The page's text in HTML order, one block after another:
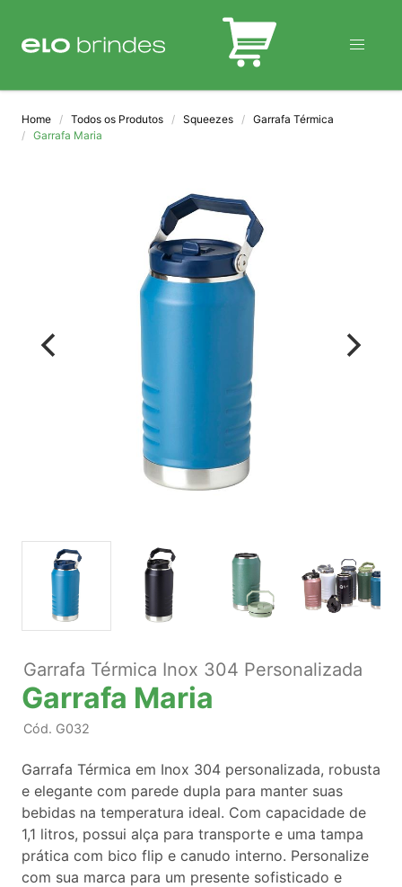
BLOG
Home Todos os Produtos Squeezes
Garrafa Térmica
Garrafa Maria
Garrafa Térmica Inox 304 Personalizada
Garrafa Maria
Cód. G032
Garrafa Térmica em Inox 304 personalizada, robusta
e elegante com parede dupla para manter suas
bebidas na temperatura ideal. Com capacidade de
1,1 litros, possui alça para transporte e uma tampa
prática com bico flip e canudo interno. Personalize
com sua marca para um presente sofisticado e